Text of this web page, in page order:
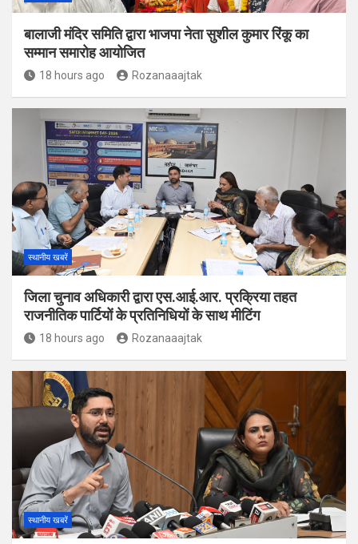
बालाजी मंदिर समिति द्वारा भाजपा नेता सुशील कुमार रिंकू का
सम्मान समारोह आयोजित
18 hours ago Rozanaaajtak
स्थानीय खबरें
जिला चुनाव अधिकारी द्वारा एस.आई.आर. प्रक्रिया तहत
राजनीतिक पार्टियों के प्रतिनिधियों के साथ मीटिंग
18 hours ago Rozanaaajtak
स्थानीय खबरें